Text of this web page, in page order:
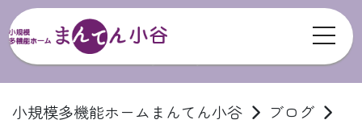
小規模多機能ホームまんてん小谷
ブログ